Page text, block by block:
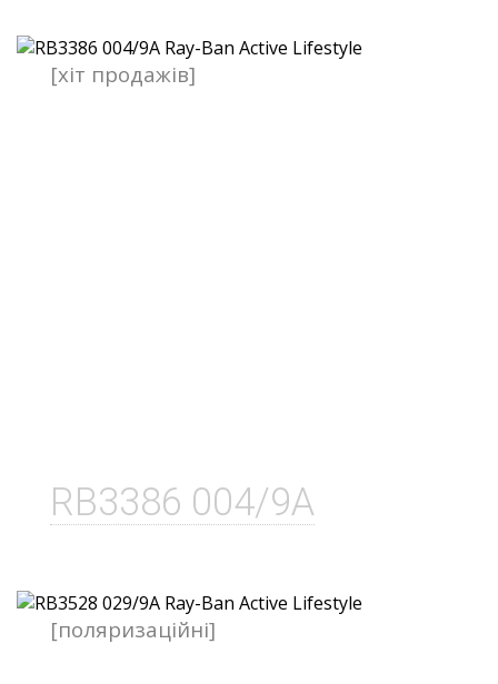
RB3386 004/9A
[хіт продажів]
[поляризаційні]